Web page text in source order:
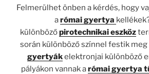
Felmerülhet önben a kérdés, hogy
arómai gyertya
különbözőpirotechnikai eszköz
során különböző színnel festik meg
gyertyákelektronjai különböző
pályákon vannak arómai gyertya